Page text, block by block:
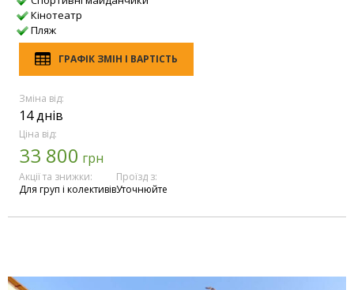
Кінотеатр
Пляж
ГРАФІК ЗМІН І ВАРТІСТЬ
Зміна від:
14 днів
Ціна від:
33 800 грн
Акції та знижки:
Для груп і колективів
Проїзд з:
Уточнюйте